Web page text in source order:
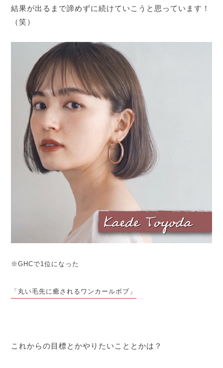
結果が出るまで諦めずに続けていこうと思っています！
（笑）
※GHCで1位になった
「丸い毛先に癒されるワンカールボブ」
これからの目標とかやりたいこととかは？